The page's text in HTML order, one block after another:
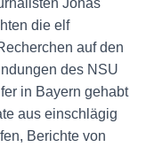
Jonas
die elf
auf den
des NSU
in Bayern gehabt
aus einschlägig
Berichte von